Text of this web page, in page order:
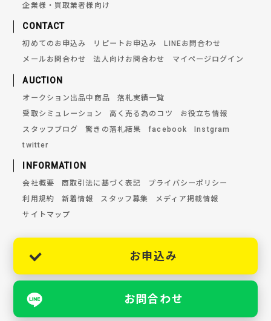
企業様・買取業者様向け
CONTACT
初めてのお申込み リピートお申込み
LINEお問合わせ
メールお問合わせ
法人向けお問合わせ マイページログイン
AUCTION
オークション出品中商品
落札実績一覧
受取シミュレーション
高く売る為のコツ
お役立ち情報
スタッフブログ
驚きの落札結果 facebook
Instgram
twitter
INFORMATION
会社概要 商取引法に基づく表記
プライバシーポリシー
利用規約
新着情報 スタッフ募集
メディア掲載情報
サイトマップ
お申込み
お問合わせ